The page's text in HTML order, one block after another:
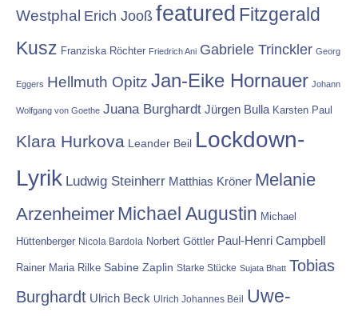
Westphal Erich Jooß featured Fitzgerald
Kusz Franziska Röchter Friedrich Ani Gabriele Trinckler Georg
Eggers Hellmuth Opitz Jan-Eike Hornauer Johann
Wolfgang von Goethe Juana Burghardt Jürgen Bulla Karsten Paul
Klara Hurkova Leander Beil Lockdown-
Lyrik Ludwig Steinherr Matthias Kröner Melanie
Arzenheimer Michael Augustin Michael
Hüttenberger Nicola Bardola Norbert Göttler Paul-Henri Campbell
Rainer Maria Rilke Sabine Zaplin Starke Stücke Sujata Bhatt Tobias
Burghardt Ulrich Beck Ulrich Johannes Beil Uwe-